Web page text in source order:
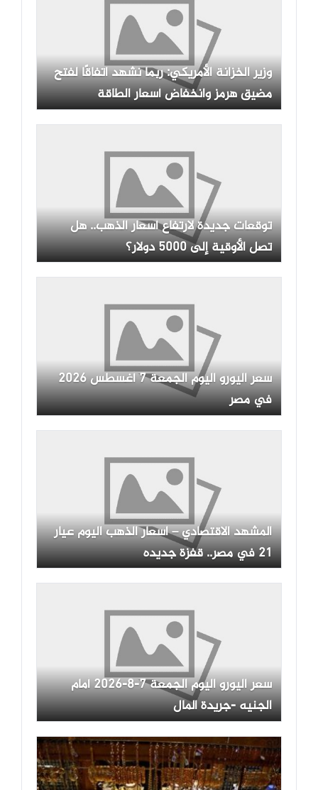
وزير الخزانة الأمريكي: ربما نشهد اتفاقًا لفتح
مضيق هرمز وانخفاض أسعار الطاقة
توقعات جديدة لارتفاع أسعار الذهب.. هل
تصل الأوقية إلى 5000 دولار؟
سعر اليورو اليوم الجمعة 7 أغسطس 2026
في مصر
المشهد الاقتصادي – اسعار الذهب اليوم عيار
21 في مصر.. قفزة جديده
سعر اليورو اليوم الجمعة 7-8-2026 أمام
الجنيه -جريدة المال